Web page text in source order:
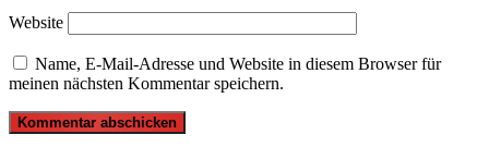
Website
Name, E-Mail-Adresse und Website in diesem Browser für
meinen nächsten Kommentar speichern.